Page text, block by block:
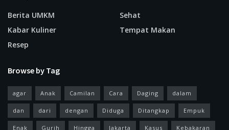
Berita UMKM
Kabar Kuliner
Resep
Sehat
Tempat Makan
Browse by Tag
agar Anak Camilan Cara Daging dalam
dan dari dengan Diduga Ditangkap Empuk
Enak Gurih Hingga Jakarta Kasus Kebakaran